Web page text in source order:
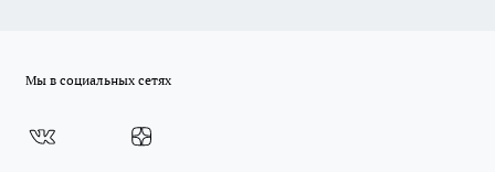
Мы в социальных сетях